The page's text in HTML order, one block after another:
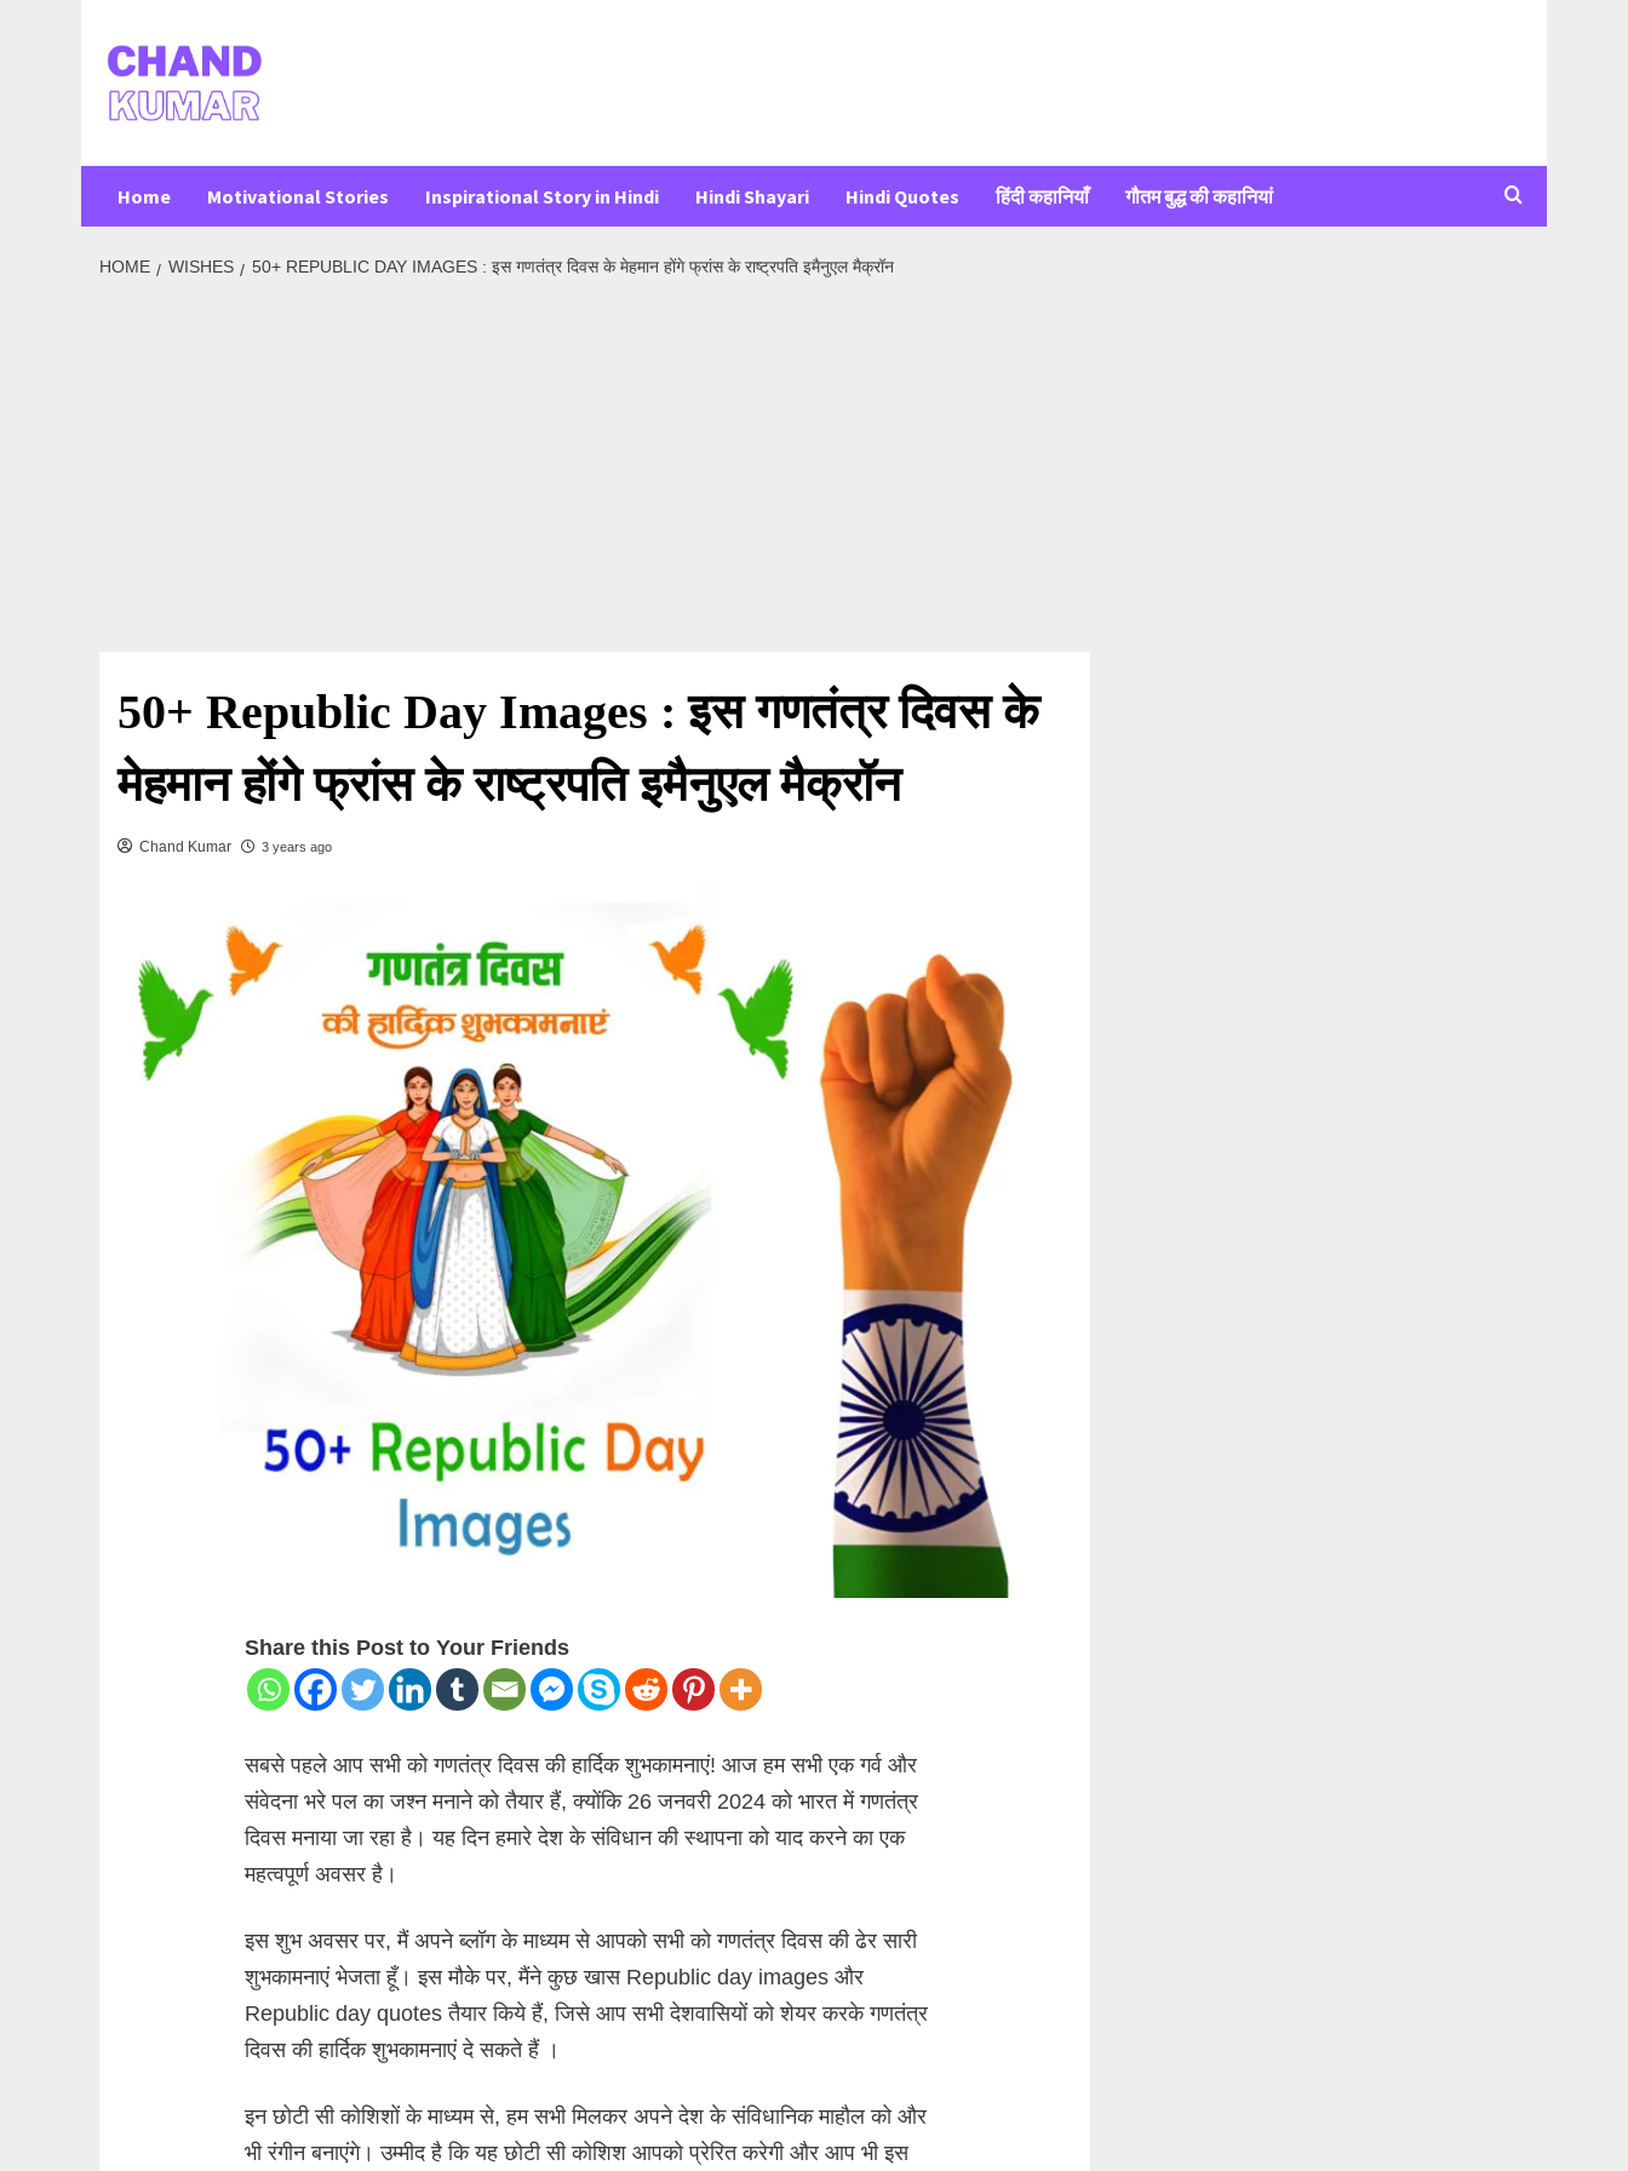
content
Home Motivational Stories Inspirational Story in Hindi Hindi Shayari Hindi Quotes हिंदी कहानियाँ गौतम बुद्ध की कहानियां
HOME WISHES 50+ REPUBLIC DAY IMAGES : इस गणतंत्र दिवस के मेहमान होंगे फ्रांस के राष्ट्रपति इमैनुएल मैक्रॉन
50+ Republic Day Images : इस गणतंत्र दिवस के
मेहमान होंगे फ्रांस के राष्ट्रपति इमैनुएल मैक्रॉन
Chand Kumar 3 years ago
Share this Post to Your Friends
सबसे पहले आप सभी को गणतंत्र दिवस की हार्दिक शुभकामनाएं! आज हम सभी एक गर्व और
संवेदना भरे पल का जश्न मनाने को तैयार हैं, क्योंकि 26 जनवरी 2024 को भारत में गणतंत्र
दिवस मनाया जा रहा है। यह दिन हमारे देश के संविधान की स्थापना को याद करने का एक
महत्वपूर्ण अवसर है।
इस शुभ अवसर पर, मैं अपने ब्लॉग के माध्यम से आपको सभी को गणतंत्र दिवस की ढेर सारी
शुभकामनाएं भेजता हूँ। इस मौके पर, मैंने कुछ खास Republic day images और
Republic day quotes तैयार किये हैं, जिसे आप सभी देशवासियों को शेयर करके गणतंत्र
दिवस की हार्दिक शुभकामनाएं दे सकते हैं ।
इन छोटी सी कोशिशों के माध्यम से, हम सभी मिलकर अपने देश के संविधानिक माहौल को और
भी रंगीन बनाएंगे। उम्मीद है कि यह छोटी सी कोशिश आपको प्रेरित करेगी और आप भी इस